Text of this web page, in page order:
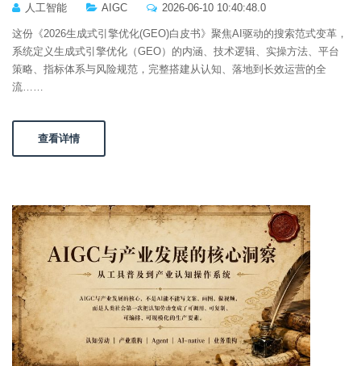
人工智能
AIGC 2026-06-10 10:40:48.0
这份《2026生成式引擎优化(GEO)白皮书》聚焦AI驱动的搜索范式变革，
系统定义生成式引擎优化（GEO）的内涵、技术逻辑、实操方法、平台
策略、指标体系与风险规范，完整搭建从认知、落地到长效运营的全
流……
查看详情